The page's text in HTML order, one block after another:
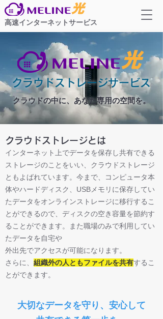
高速インターネットサービス
クラウドストレージサービス
クラウドの中に、あなた専用の空間を。
クラウドストレージとは
インターネット上でデータを保存し共有できる
ストレージのことをいい、クラウドストレージ
ともよばれています。今まで、コンピュータ本
体やハードディスク、USBメモリに保存してい
たデータをオンラインストレージに移行するこ
とができるので、ディスクの空き容量を節約す
ることができます。また職場のみで利用してい
たデータを自宅や
外出先でアクセスが可能になります。
さらに、 組織外の人ともファイルを共有するこ
とができます。
大切なデータを守り、安心して